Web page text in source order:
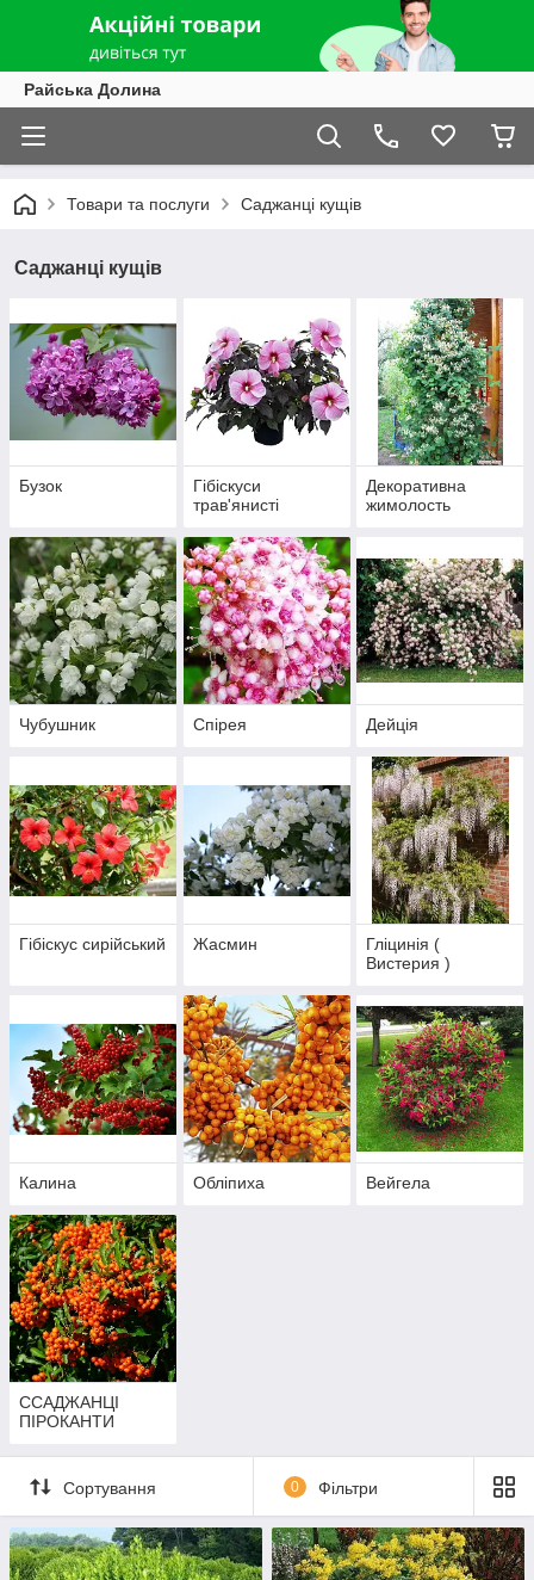
Райська Долина
Товари та послуги Саджанці кущів
Саджанці кущів
Бузок
Гібіскуси
трав'янисті
Декоративна
жимолость
Чубушник Спірея Дейція
Гібіскус сирійський Жасмин
Гліцинія (
Вистерия )
Калина Обліпиха Вейгела
ССАДЖАНЦІ
ПІРОКАНТИ
Сортування 0 Фільтри